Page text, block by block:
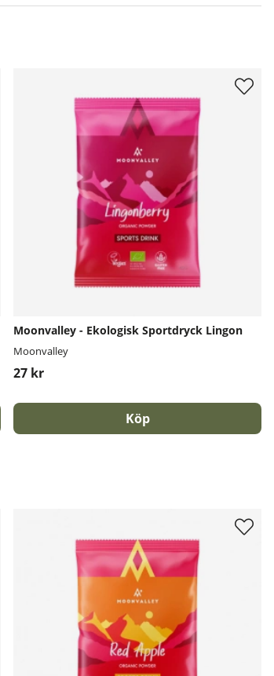
Moonvalley - Ekologisk Sportdryck Lingon
Moonvalley
27 kr
Köp